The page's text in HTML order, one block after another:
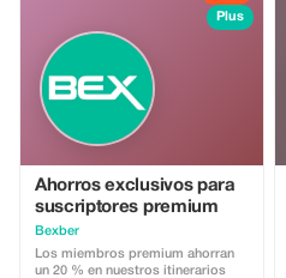
Plus
Ahorros exclusivos para
suscriptores premium
Bexber
Los miembros premium ahorran
un 20 % en nuestros itinerarios